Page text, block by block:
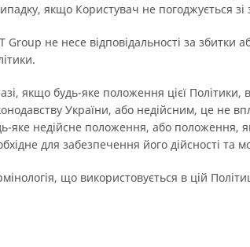
якщо Користувач не погоджується
Group не несе відповідальності за збитки
якщо будь-яке положення цієї
України, або недійсним, це не
яке недійсне положення, або положення,
для забезпечення його дійсності та
що використовується в цій